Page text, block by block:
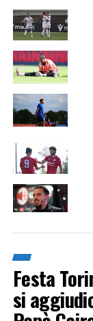
Festa
si